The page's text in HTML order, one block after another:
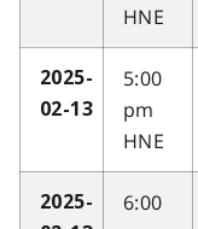
HNE
2025-
02-13
5:00
pm
HNE
2025-
6:00